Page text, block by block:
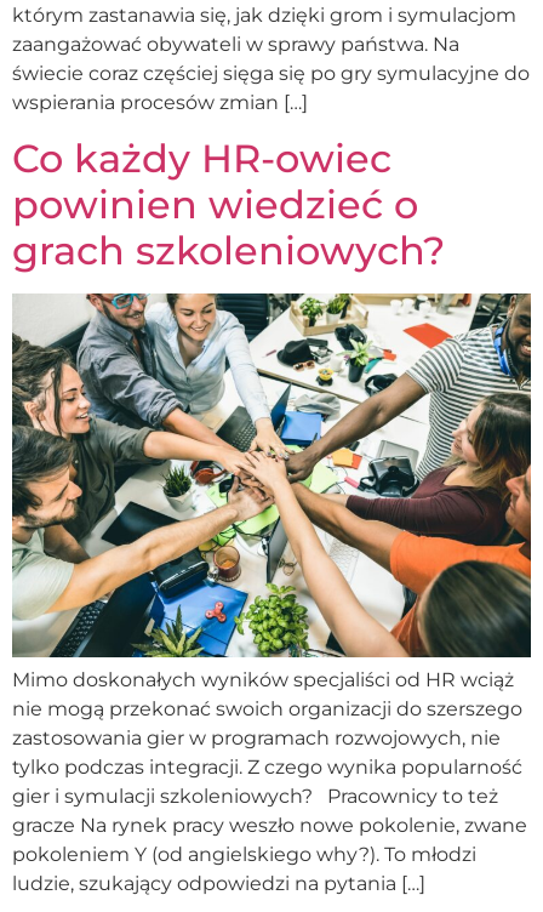
którym zastanawia się, jak dzięki grom i symulacjom
zaangażować obywateli w sprawy państwa. Na
świecie coraz częściej sięga się po gry symulacyjne do
wspierania procesów zmian […]
Co każdy HR-owiec
powinien wiedzieć o
grach szkoleniowych?
Mimo doskonałych wyników specjaliści od HR wciąż
nie mogą przekonać swoich organizacji do szerszego
zastosowania gier w programach rozwojowych, nie
tylko podczas integracji. Z czego wynika popularność
gier i symulacji szkoleniowych? Pracownicy to też
gracze Na rynek pracy weszło nowe pokolenie, zwane
pokoleniem Y (od angielskiego why?). To młodzi
ludzie, szukający odpowiedzi na pytania […]